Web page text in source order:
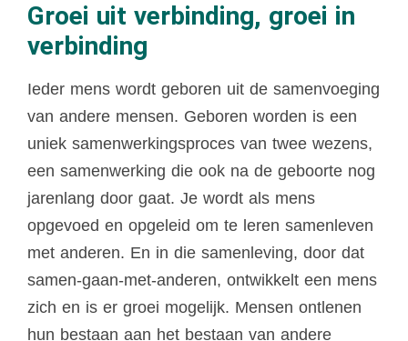
Groei uit verbinding, groei in
verbinding
Ieder mens wordt geboren uit de samenvoeging
van andere mensen. Geboren worden is een
uniek samenwerkingsproces van twee wezens,
een samenwerking die ook na de geboorte nog
jarenlang door gaat. Je wordt als mens
opgevoed en opgeleid om te leren samenleven
met anderen. En in die samenleving, door dat
samen-gaan-met-anderen, ontwikkelt een mens
zich en is er groei mogelijk. Mensen ontlenen
hun bestaan aan het bestaan van andere